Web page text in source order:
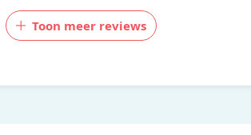
Toon meer reviews